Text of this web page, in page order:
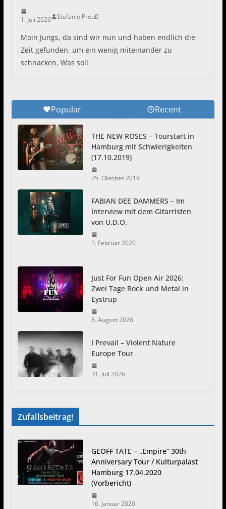
1. Juli 2026 Stefanie Preuß
Moin Jungs, da sind wir nun und haben endlich die
Zeit gefunden, um ein wenig miteinander zu
schnacken. Was soll
Popular Recent
THE NEW ROSES – Tourstart in
Hamburg mit Schwierigkeiten
(17.10.2019)
25. Oktober 2019
FABIAN DEE DAMMERS – Im
Interview mit dem Gitarristen
von U.D.O.
1. Februar 2020
Just For Fun Open Air 2026:
Zwei Tage Rock und Metal in
Eystrup
8. August 2026
I Prevail – Violent Nature
Europe Tour
31. Juli 2026
Zufallsbeitrag!
GEOFF TATE – „Empire“ 30th
Anniversary Tour / Kulturpalast
Hamburg 17.04.2020
(Vorbericht)
16. Januar 2020